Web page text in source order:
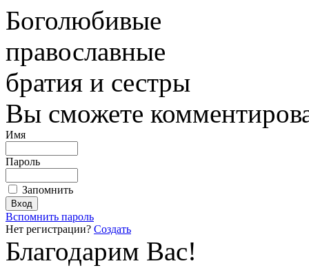
Боголюбивые
православные
братия и сестры
Вы сможете
Имя
Пароль
Запомнить
Вспомнить пароль
Нет регистрации? Создать
Благодарим Вас!